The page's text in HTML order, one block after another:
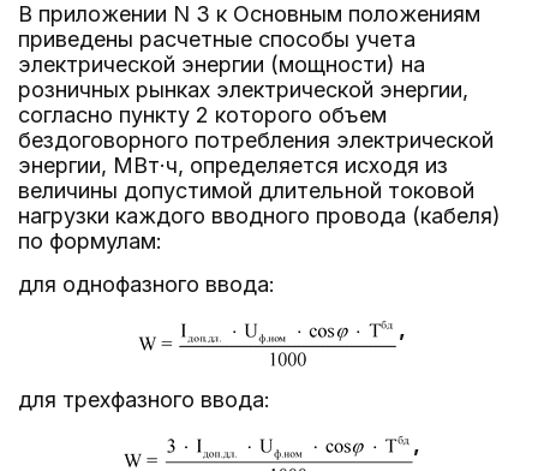
В приложении N 3 к Основным положениям
приведены расчетные способы учета
электрической энергии (мощности) на
розничных рынках электрической энергии,
согласно пункту 2 которого объем
бездоговорного потребления электрической
энергии, МВт·ч, определяется исходя из
величины допустимой длительной токовой
нагрузки каждого вводного провода (кабеля)
по формулам:
для однофазного ввода:
для трехфазного ввода: